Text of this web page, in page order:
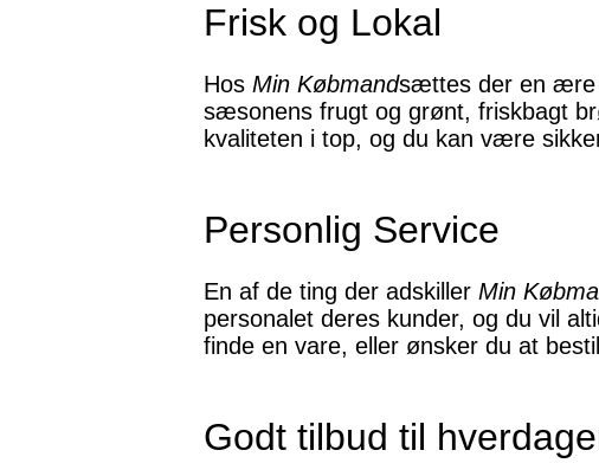
Frisk og Lokal
Hos Min Købmandsættes der en ære
sæsonens frugt og grønt, friskbagt
kvaliteten i top, og du kan være
Personlig Service
En af de ting der adskiller Min
personalet deres kunder, og du vil
finde en vare, eller ønsker du at
Godt tilbud til